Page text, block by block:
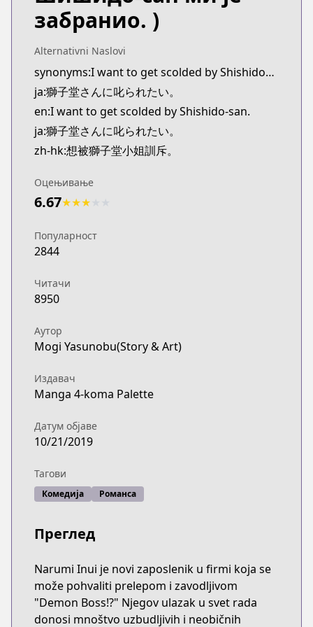
забранио. )
Alternativni Naslovi
synonyms:I want to get scolded by Shishidou-san.
ja:獅子堂さんに叱られたい。
en:I want to get scolded by Shishido-san.
ja:獅子堂さんに叱られたい。
zh-hk:想被獅子堂小姐訓斥。
Оцењивање
6.67★★★
Популарност
2844
Читачи
8950
Аутор
Mogi Yasunobu(Story & Art)
Издавач
Manga 4-koma Palette
Датум објаве
10/21/2019
Тагови
Комедија Романса
Преглед
Narumi Inui je novi zaposlenik u firmi koja se
može pohvaliti prelepom i zavodljivom
"Demon Boss!?" Njegov ulazak u svet rada
donosi mnoštvo uzbudljivih i neobičnih